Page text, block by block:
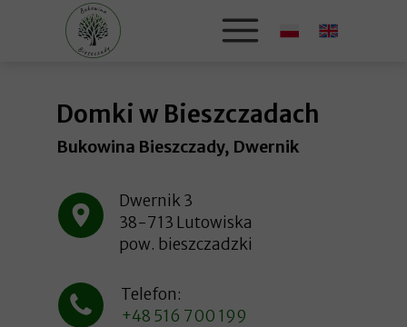
Domki w Bieszczadach
Bukowina Bieszczady, Dwernik
Dwernik 3
38-713 Lutowiska
pow. bieszczadzki
Telefon:
+48 516 700 199